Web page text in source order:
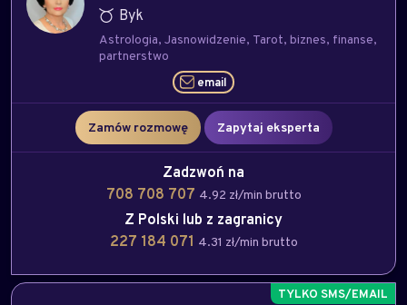
Byk
Astrologia Jasnowidzenie Tarot biznes finanse
partnerstwo
email
Zamów rozmowę Zapytaj eksperta
Zadzwoń na
708 708 707 4.92 zł/min brutto
Z Polski lub z zagranicy
227 184 071 4.31 zł/min brutto